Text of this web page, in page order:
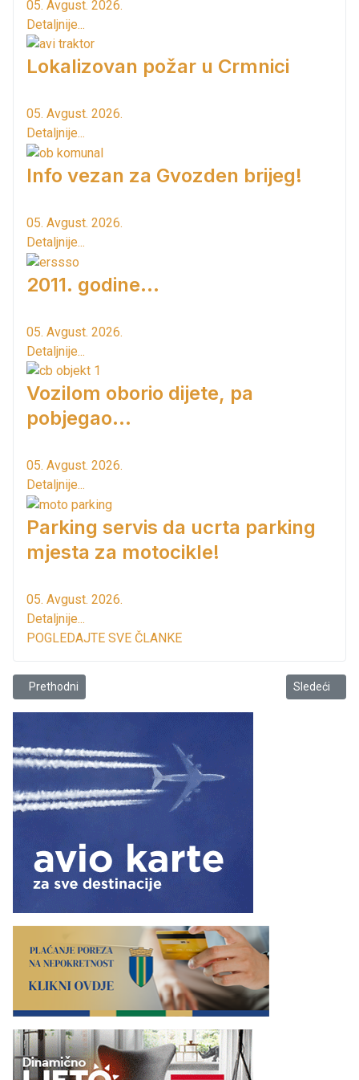
05. Avgust. 2026.
Detaljnije...
Lokalizovan požar u Crmnici
05. Avgust. 2026.
Detaljnije...
Info vezan za Gvozden brijeg!
05. Avgust. 2026.
Detaljnije...
2011. godine...
05. Avgust. 2026.
Detaljnije...
Vozilom oborio dijete, pa
pobjegao...
05. Avgust. 2026.
Detaljnije...
Parking servis da ucrta parking
mjesta za motocikle!
05. Avgust. 2026.
Detaljnije...
POGLEDAJTE SVE ČLANKE
Prethodni članak: Iz novog albuma starobarske Sloge
Prethodni Sledeći
Sledeći